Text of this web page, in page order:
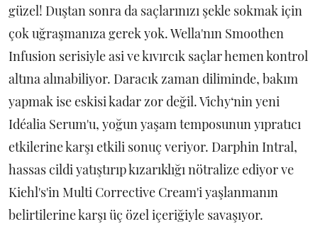
güzel! Duştan sonra da saçlarınızı şekle sokmak için
çok uğraşmanıza gerek yok. Wella'nın Smoothen
Infusion serisiyle asi ve kıvırcık saçlar hemen kontrol
altına alınabiliyor. Daracık zaman diliminde, bakım
yapmak ise eskisi kadar zor değil. Vichy‘nin yeni
Idéalia Serum'u, yoğun yaşam temposunun yıpratıcı
etkilerine karşı etkili sonuç veriyor. Darphin Intral,
hassas cildi yatıştırıp kızarıklığı nötralize ediyor ve
Kiehl's'in Multi Corrective Cream'i yaşlanmanın
belirtilerine karşı üç özel içeriğiyle savaşıyor.